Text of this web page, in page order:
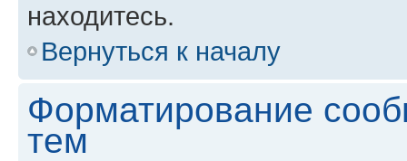
находитесь.
Вернуться к началу
Форматирование
тем